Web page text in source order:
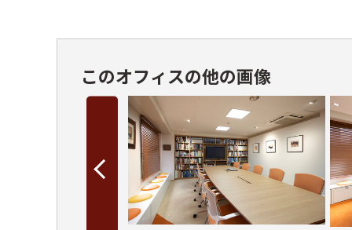
このオフィスの他の画像